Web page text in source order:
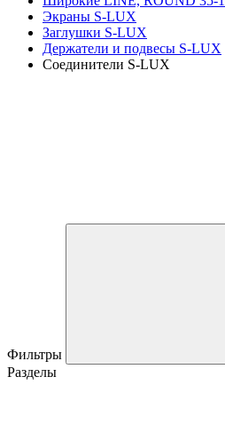
Экраны S-LUX
Заглушки S-LUX
Держатели и подвесы S-LUX
Соединители S-LUX
Фильтры
Разделы